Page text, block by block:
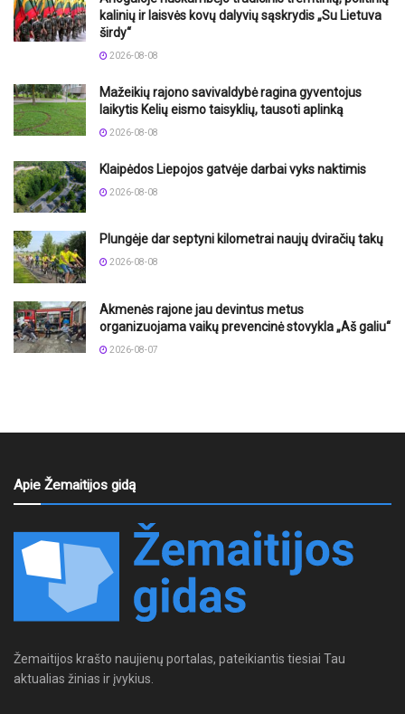
kalinių ir laisvės kovų dalyvių sąskrydis „Su Lietuva
širdy“
2026-08-08
Mažeikių rajono savivaldybė ragina gyventojus
laikytis Kelių eismo taisyklių, tausoti aplinką
2026-08-08
Klaipėdos Liepojos gatvėje darbai vyks naktimis
2026-08-08
Plungėje dar septyni kilometrai naujų dviračių takų
2026-08-08
Akmenės rajone jau devintus metus
organizuojama vaikų prevencinė stovykla „Aš galiu“
2026-08-07
Apie Žemaitijos gidą
Žemaitijos krašto naujienų portalas, pateikiantis tiesiai Tau
aktualias žinias ir įvykius.